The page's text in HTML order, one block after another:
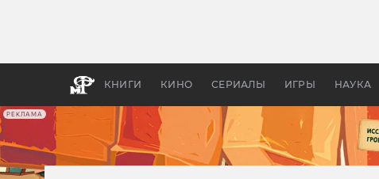
РЕКЛАМА
КНИГИ КИНО СЕРИАЛЫ ИГРЫ НАУКА
бы